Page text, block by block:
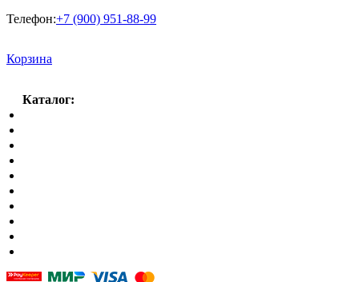
Телефон:+7 (900) 951-88-99
Корзина
Каталог: